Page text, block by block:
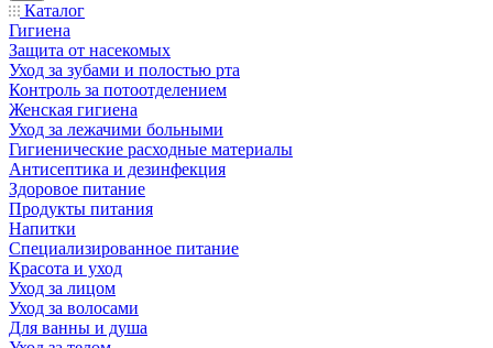
Каталог
Гигиена
Защита от насекомых
Уход за зубами и полостью рта
Контроль за потоотделением
Женская гигиена
Уход за лежачими больными
Гигиенические расходные материалы
Антисептика и дезинфекция
Здоровое питание
Продукты питания
Напитки
Специализированное питание
Красота и уход
Уход за лицом
Уход за волосами
Для ванны и душа